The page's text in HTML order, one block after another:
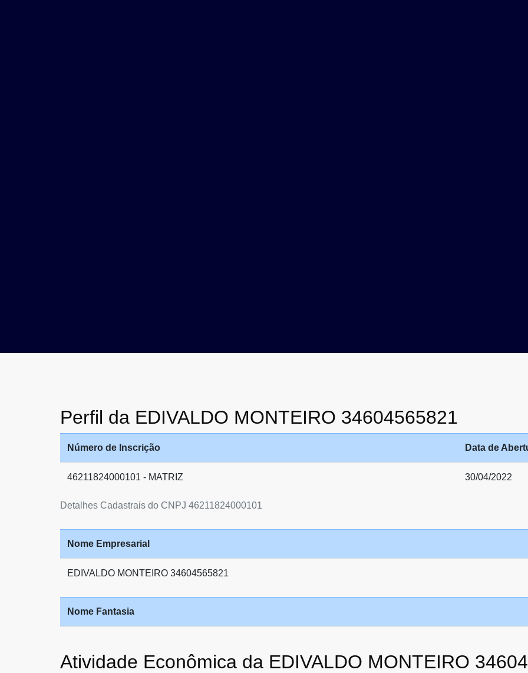
Perfil da EDIVALDO MONTEIRO 34604565821
Detalhes Cadastrais do CNPJ 46211824000101
Número de Inscrição Data de
46211824000101 - MATRIZ 30/04/2022
Nome Empresarial
EDIVALDO MONTEIRO 34604565821
Nome Fantasia
Atividade Econômica da EDIVALDO MONTEIRO